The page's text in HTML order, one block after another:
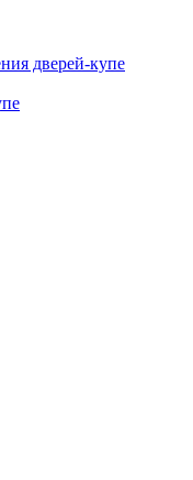
дверей-купе